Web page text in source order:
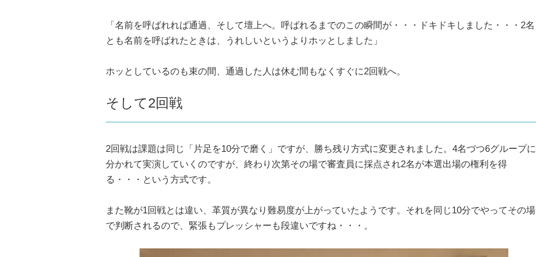
「名前を呼ばれれば通過、そして壇上へ。呼ばれるまでのこの瞬間が・・・ドキドキしました・・・2名
とも名前を呼ばれたときは、うれしいというよりホッとしました」
ホッとしているのも束の間、通過した人は休む間もなくすぐに2回戦へ。
そして2回戦
2回戦は課題は同じ「片足を10分で磨く」ですが、勝ち残り方式に変更されました。4名づつ6グループに
分かれて実演していくのですが、終わり次第その場で審査員に採点され2名が本選出場の権利を得
る・・・という方式です。
また靴が1回戦とは違い、革質が異なり難易度が上がっていたようです。それを同じ10分でやってその場
で判断されるので、緊張もプレッシャーも段違いですね・・・。